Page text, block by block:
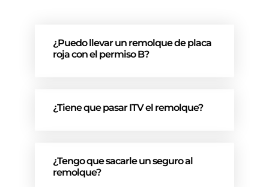
¿Puedo llevar un remolque de placa
roja con el permiso B?
¿Tiene que pasar ITV el remolque?
¿Tengo que sacarle un seguro al
remolque?